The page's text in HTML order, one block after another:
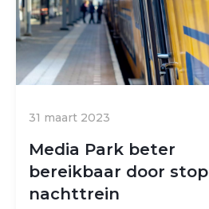
31 maart 2023
Media Park beter
bereikbaar door stop
nachttrein